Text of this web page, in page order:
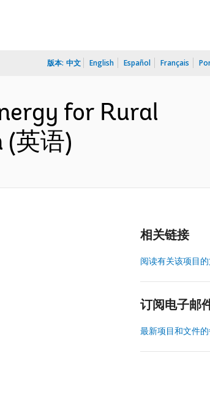
版本: 中文 English Español Français
for Rural
(英语)
相关链接
阅读有关该项目
订阅电子邮
最新项目和文件